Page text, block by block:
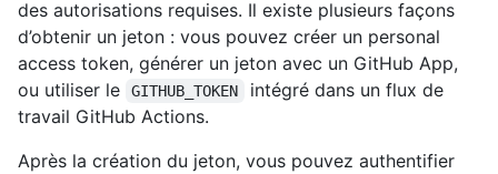
des autorisations requises. Il existe plusieurs façons
d’obtenir un jeton : vous pouvez créer un personal
access token, générer un jeton avec un GitHub App,
ou utiliser le
GITHUB_TOKEN
intégré dans un flux de
travail GitHub Actions.
Après la création du jeton, vous pouvez authentifier